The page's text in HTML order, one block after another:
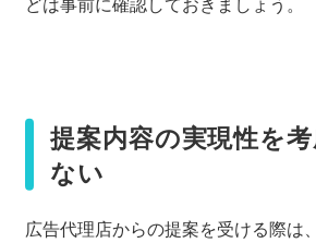
提案内容の実現性を
ない
広告代理店からの提案を受ける際は、